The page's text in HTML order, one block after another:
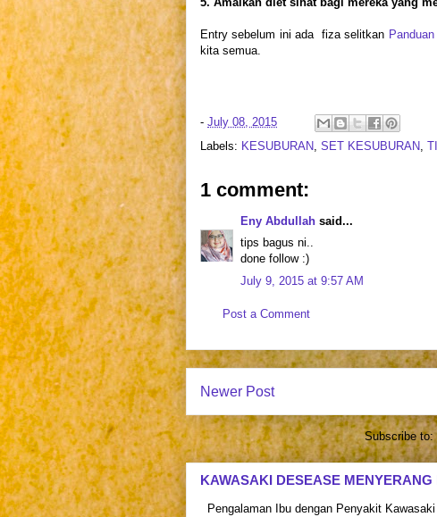
Entry sebelum ini ada fiza selitkan
kita semua.
- July 08, 2015
Labels: KESUBURAN SET KESUBURAN
1 comment:
Eny Abdullah said...
tips bagus ni..
done follow :)
July 9, 2015 at 9:57 AM
Post a Comment
Newer Post
Subscribe to:
KAWASAKI DESEASE
Pengalaman Ibu dengan Penyakit